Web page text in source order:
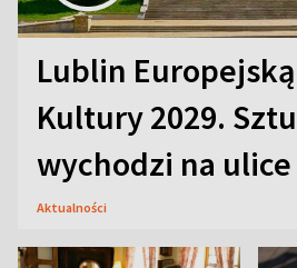
Lublin
Kultury 2029.
wychodzi na ulice
Aktualności